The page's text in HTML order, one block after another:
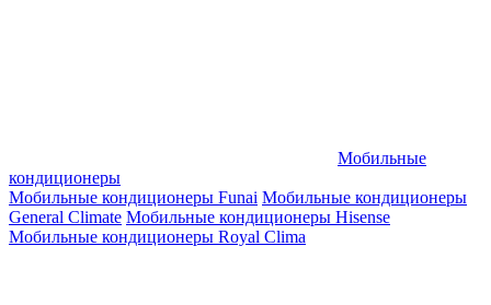
Мобильные
кондиционеры
Мобильные кондиционеры Funai Мобильные кондиционеры
General Climate Мобильные кондиционеры Hisense
Мобильные кондиционеры Royal Clima